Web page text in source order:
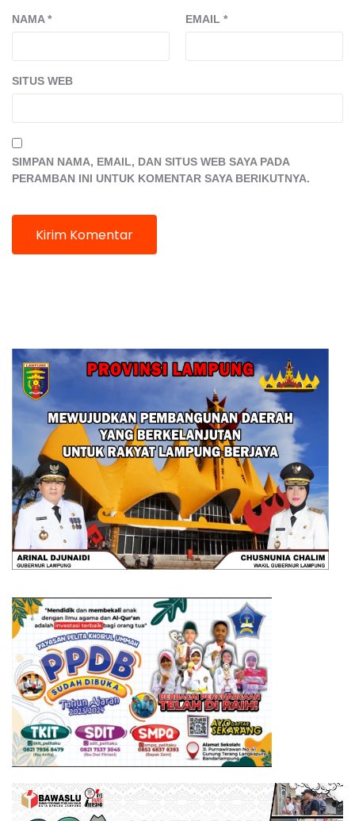
NAMA* EMAIL *
SITUS WEB
SIMPAN NAMA, EMAIL, DAN SITUS WEB SAYA PADA
PERAMBAN INI UNTUK KOMENTAR SAYA BERIKUTNYA.